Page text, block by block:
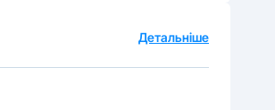
Детальніше